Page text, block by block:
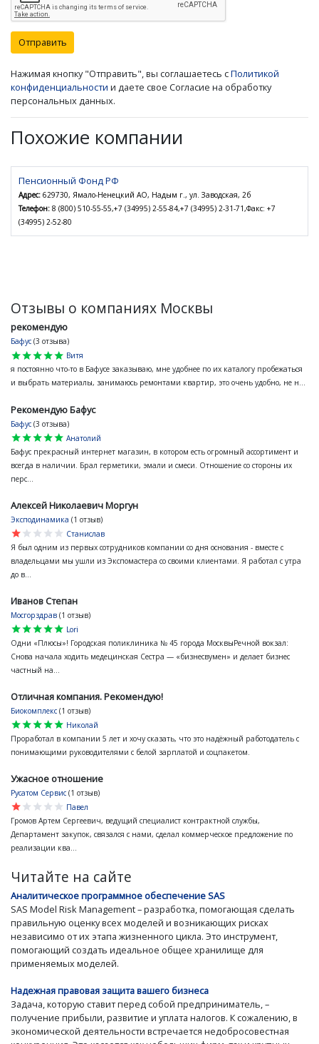
Отправить
Нажимая кнопку "Отправить", вы соглашаетесь сПолитикой
конфиденциальности и даете свое Согласие на обработку
персональных данных.
Похожие компании
Пенсионный Фонд РФ
Адрес: 629730, Ямало-Ненецкий АО, Надым г., ул. Заводская, 2б
Телефон: 8 (800) 510-55-55,+7 (34995) 2-55-84,+7 (34995) 2-31-71,Факс: +7
(34995) 2-52-80
Отзывы о компаниях Москвы
рекомендую
Бафус (3 отзыва)
star
star
star
star
star
Витя
я постоянно что-то в Бафусе заказываю, мне удобнее по их каталогу пробежаться
и выбрать материалы, занимаюсь ремонтами квартир, это очень удобно, не н...
Рекомендую Бафус
Бафус (3 отзыва)
star
star
star
star
star
Анатолий
Бафус прекрасный интернет магазин, в котором есть огромный ассортимент и
всегда в наличии. Брал герметики, эмали и смеси. Отношение со стороны их
перс...
Алексей Николаевич Моргун
Эксподинамика (1 отзыв)
star
star
star
star
star
Станислав
Я был одним из первых сотрудников компании со дня основания - вместе с
владельцами мы ушли из Экспомастера со своими клиентами. Я работал с утра
до в...
Иванов Степан
Мосгорздрав (1 отзыв)
star
star
star
star
star
Lori
Одни «Плюсы»! Городская поликлиника № 45 города МосквыРечной вокзал:
Снова начала ходить медецинская Сестра — «бизнесвумен» и делает бизнес
частный на...
Отличная компания. Рекомендую!
Биокомплекс (1 отзыв)
star
star
star
star
star
Николай
Проработал в компании 5 лет и хочу сказать, что это надёжный работодатель с
понимающими руководителями с белой зарплатой и соцпакетом.
Ужасное отношение
Русатом Сервис (1 отзыв)
star
star
star
star
star
Павел
Громов Артем Сергеевич, ведущий специалист контрактной службы,
Департамент закупок, связался с нами, сделал коммерческое предложение по
реализации ква...
Читайте на сайте
Аналитическое программное обеспечение SAS
SAS Model Risk Management – разработка, помогающая сделать
правильную оценку всех моделей и возникающих рисках
независимо от их этапа жизненного цикла. Это инструмент,
помогающий создать идеальное общее хранилище для
применяемых моделей.
Надежная правовая защита вашего бизнеса
Задача, которую ставит перед собой предприниматель, –
получение прибыли, развитие и уплата налогов. К сожалению, в
экономической деятельности встречается недобросовестная